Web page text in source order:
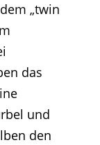
„twin
das
und
den